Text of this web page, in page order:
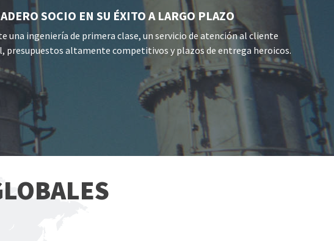
SOCIO EN SU ÉXITO A LARGO PLAZO
una ingeniería de primera clase, un servicio de atención al cliente
presupuestos altamente competitivos y plazos de entrega heroicos.